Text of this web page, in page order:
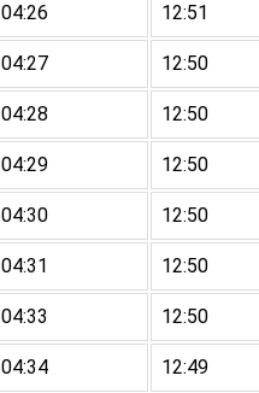
04:26 12:51
04:27 12:50
04:28 12:50
04:29 12:50
04:30 12:50
04:31 12:50
04:33 12:50
04:34 12:49